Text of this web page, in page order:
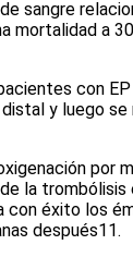
sangre
a
con
y luego
por
la trombólisis
éxito los
después11.